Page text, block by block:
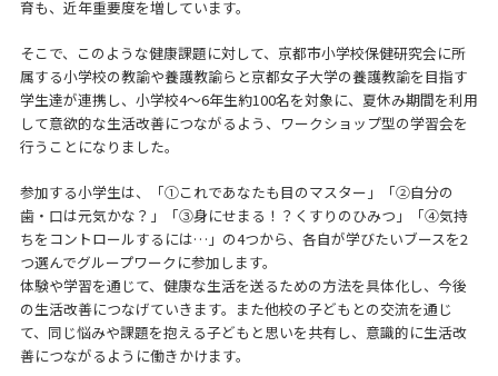
育も、近年重要度を増しています。
そこで、このような健康課題に対して、京都市小学校保健研究会に所
属する小学校の教諭や養護教諭らと京都女子大学の養護教諭を目指す
学生達が連携し、小学校4～6年生約100名を対象に、夏休み期間を利用
して意欲的な生活改善につながるよう、ワークショップ型の学習会を
行うことになりました。
参加する小学生は、「①これであなたも目のマスター」「②自分の
歯・口は元気かな？」「③身にせまる！？くすりのひみつ」「④気持
ちをコントロールするには…」の4つから、各自が学びたいブースを2
つ選んでグループワークに参加します。
体験や学習を通じて、健康な生活を送るための方法を具体化し、今後
の生活改善につなげていきます。また他校の子どもとの交流を通じ
て、同じ悩みや課題を抱える子どもと思いを共有し、意識的に生活改
善につながるように働きかけます。